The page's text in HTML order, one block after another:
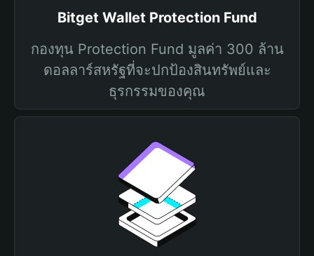
Bitget Wallet Protection Fund
กองทุน Protection Fund มูลค่า 300 ล้าน
ดอลลาร์สหรัฐที่จะปกป้องสินทรัพย์และ
ธุรกรรมของคุณ